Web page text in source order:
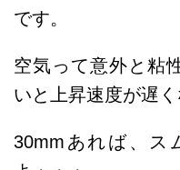
です。
空気って意外と粘
いと上昇速度が遅く
30mmあれば、ス